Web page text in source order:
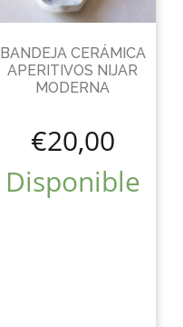
BANDEJA CERÁMICA
APERITIVOS NIJAR
MODERNA
€20,00
Disponible